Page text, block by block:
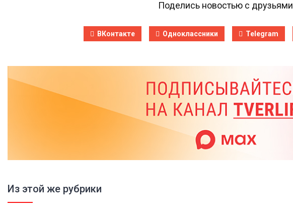
Поделись новостью с друзьями
ВКонтакте Одноклассники Telegram
Из этой же рубрики